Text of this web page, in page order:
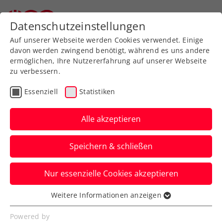
Zurück zur Newsübersicht
Davis Cup
Davis-Cup-Kapitän
Melzer fällt für
Länderkampf gegen
Türkei aus
Alexander Peya, ebenfalls Ex-
Weltklassespieler, springt im Generali
Austria Davis Cup Team als Captain ein.
Datenschutzeinstellungen
Auf unserer Webseite werden Cookies verwendet. Einige
davon werden zwingend benötigt, während es uns andere
ermöglichen, Ihre Nutzererfahrung auf unserer Webseite
zu verbessern.
Essenziell Statistiken
Alle akzeptieren
Speichern & schließen
Nur essenzielle Cookies akzeptieren
Essenziell
Essenzielle Cookies werden für grundlegende
Weitere Informationen anzeigen
Powered by